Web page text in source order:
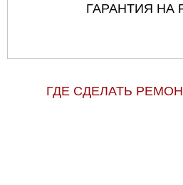
ГАРАНТИЯ НА
ГДЕ СДЕЛАТЬ